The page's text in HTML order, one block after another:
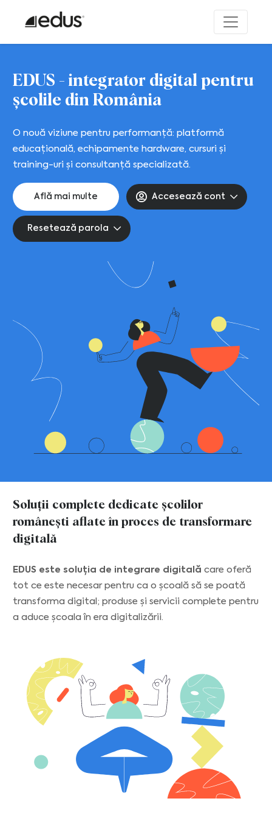
EDUS - integrator digitalpentru
școlile din România
O nouă viziune pentru performanță: platformă
educațională, echipamente hardware, cursuri și
training-uri și consultanță specializată.
Află mai multe Accesează cont
Resetează parola
Soluții complete dedicate școlilor
românești aflate în proces de transformare
digitală
EDUS este soluția de integrare digitală care oferă
tot ce este necesar pentru ca o școală să se poată
transforma digital; produse și servicii complete pentru
a aduce școala în era digitalizării.